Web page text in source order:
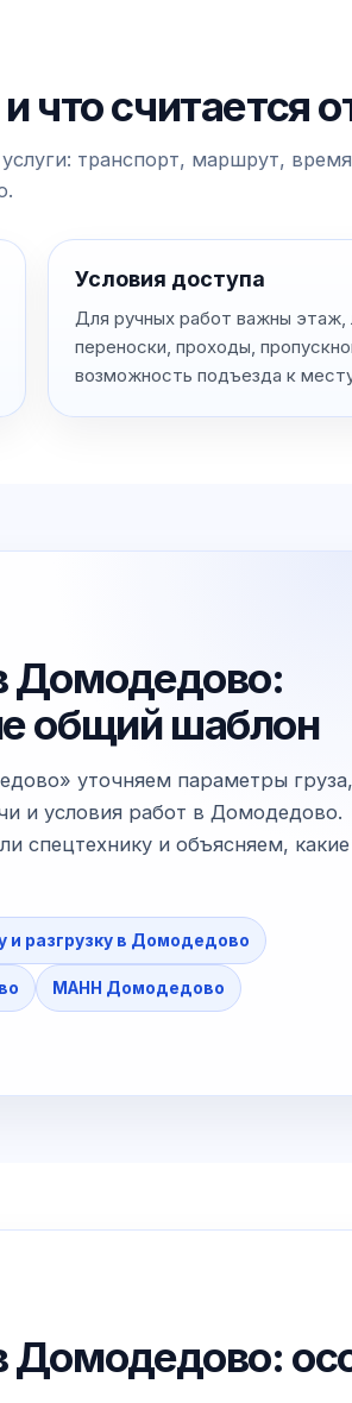
что считается
транспорт, маршрут,
Условия доступа
Для ручных работ важны этаж,
переноски, проходы,
возможность подъезда к
Домодедово:
общий шаблон
уточняем параметры груза,
и условия работ в Домодедово.
спецтехнику и объясняем, какие
и разгрузку в Домодедово
МАНН Домодедово
Домодедово: